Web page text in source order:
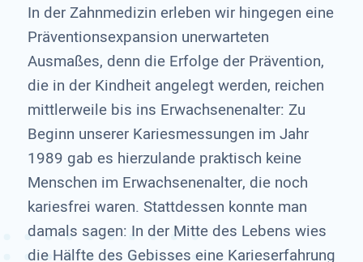
In der Zahnmedizin erleben wir hingegen eine
Präventionsexpansion unerwarteten
Ausmaßes, denn die Erfolge der Prävention,
die in der Kindheit angelegt werden, reichen
mittlerweile bis ins Erwachsenenalter: Zu
Beginn unserer Kariesmessungen im Jahr
1989 gab es hierzulande praktisch keine
Menschen im Erwachsenenalter, die noch
kariesfrei waren. Stattdessen konnte man
damals sagen: In der Mitte des Lebens wies
die Hälfte des Gebisses eine Karieserfahrung